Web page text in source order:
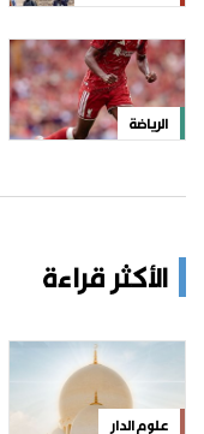
الرياضة
الأكثر قراءة
علوم الدار